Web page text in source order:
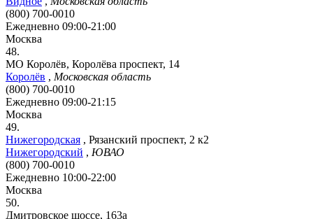
(800) 700-0010
Ежедневно 09:00-21:00
Москва
48.
МО Королёв, Королёва проспект, 14
Королёв , Московская область
(800) 700-0010
Ежедневно 09:00-21:15
Москва
49.
Нижегородская , Рязанский проспект, 2 к2
Нижегородский , ЮВАО
(800) 700-0010
Ежедневно 10:00-22:00
Москва
50.
Дмитровское шоссе, 163а